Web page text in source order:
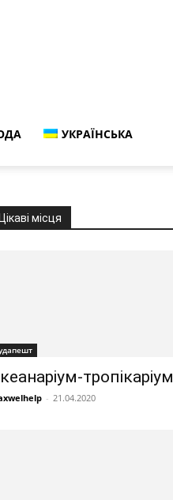
УКРАЇНСЬКА
Цікаві місця
тропікаріум
- 21.04.2020